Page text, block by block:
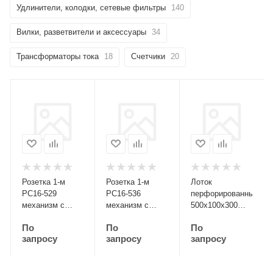
Удлинители, колодки, сетевые фильтры 140
Вилки, разветвители и аксессуары 34
Трансформаторы тока 18 Счетчики 20
Розетка 1-м
РС16-529
механизм с
шторками
серебро Без
По
запросу
Розетка 1-м
РС16-536
механизм с
крышкой с защ.
шторк. графит
По
запросу
Лоток
перфорированный
500х100х300
100-3
По
запросу